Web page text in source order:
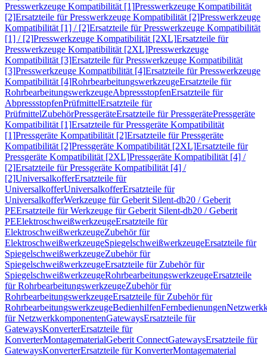
Presswerkzeuge Kompatibilität [1]Presswerkzeuge Kompatibilität
[2]Ersatzteile für Presswerkzeuge Kompatibilität [2]Presswerkzeuge
Kompatibilität [1] / [2]Ersatzteile für Presswerkzeuge Kompatibilität
[1] / [2]Presswerkzeuge Kompatibilität [2XL]Ersatzteile für
Presswerkzeuge Kompatibilität [2XL]Presswerkzeuge
Kompatibilität [3]Ersatzteile für Presswerkzeuge Kompatibilität
[3]Presswerkzeuge Kompatibilität [4]Ersatzteile für Presswerkzeuge
Kompatibilität [4]RohrbearbeitungswerkzeugeErsatzteile für
RohrbearbeitungswerkzeugeAbpressstopfenErsatzteile für
AbpressstopfenPrüfmittelErsatzteile für
PrüfmittelZubehörPressgeräteErsatzteile für PressgerätePressgeräte
Kompatibilität [1]Ersatzteile für Pressgeräte Kompatibilität
[1]Pressgeräte Kompatibilität [2]Ersatzteile für Pressgeräte
Kompatibilität [2]Pressgeräte Kompatibilität [2XL]Ersatzteile für
Pressgeräte Kompatibilität [2XL]Pressgeräte Kompatibilität [4] /
[2]Ersatzteile für Pressgeräte Kompatibilität [4] /
[2]UniversalkofferErsatzteile für
UniversalkofferUniversalkofferErsatzteile für
UniversalkofferWerkzeuge für Geberit Silent-db20 / Geberit
PEErsatzteile für Werkzeuge für Geberit Silent-db20 / Geberit
PEElektroschweißwerkzeugeErsatzteile für
ElektroschweißwerkzeugeZubehör für
ElektroschweißwerkzeugeSpiegelschweißwerkzeugeErsatzteile für
SpiegelschweißwerkzeugeZubehör für
SpiegelschweißwerkzeugeErsatzteile für Zubehör für
SpiegelschweißwerkzeugeRohrbearbeitungswerkzeugeErsatzteile
für RohrbearbeitungswerkzeugeZubehör für
RohrbearbeitungswerkzeugeErsatzteile für Zubehör für
RohrbearbeitungswerkzeugeBedienhilfenFernbedienungen
für NetzwerkkomponentenGatewaysErsatzteile für
GatewaysKonverterErsatzteile für
KonverterMontagematerialGeberit ConnectGatewaysErsatzteile für
GatewaysKonverterErsatzteile für KonverterMontagematerial